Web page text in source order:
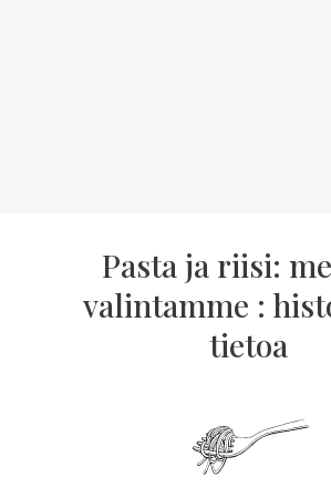
Pasta ja riisi:
valintamme :
tietoa